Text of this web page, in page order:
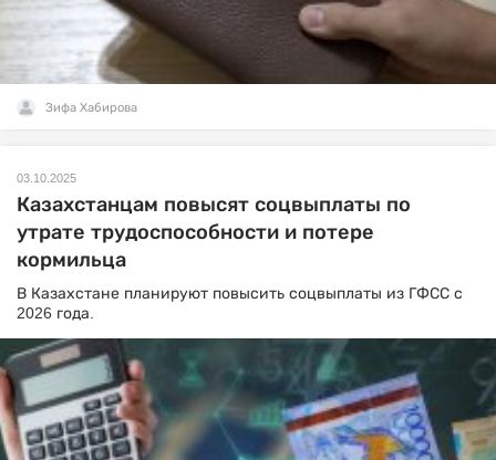
Зифа Хабирова
03.10.2025
Казахстанцам повысят соцвыплаты по
утрате трудоспособности и потере
кормильца
В Казахстане планируют повысить соцвыплаты из ГФСС с
2026 года.